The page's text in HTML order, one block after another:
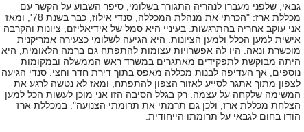
גבאי, שלפני מעברו לנהריה התגורר בשלומי, סיפר השבוע על הקשר עם
מכללת ארז: "הכרתי את מנהלת המכללה, סנדי אילוז, כבר בשנת 78', ומאז
אני עוקב אחריה בהתרגשות. בעיניי היא סמל של אידיאליזם, ציונות והקרבה
אישית למען הכלל ולמען הציונות. היא הגיעה לשלומי כצעירה אמריקנית
מוכשרת ונאה. היו לה אפשרויות עצומות להתפתח גם ברמה הלאומית, היא
היתה מבוקשת לתפקידים מאתגרים במשרד ראש הממשלה ובמקומות
נוספים, אך העדיפה לבנות מכללה מאפס בתוך דירת חדר וחצי. סנדי הגיעה
לצפון מתוך אתגר לסייע לאזור הצפון להתפתח, ומאז לא נטשה לרגע את
המשימה שלקחה על עצמה. רק בגלל הסיבה הזו אני מוכן לעשות הכל למען
הצלחת מכללת ארז, ולכן גם תרמתי את תרומתי הצנועה". במכללת ארז
הודו בחום לגבאי על תרומתו הייחודית.